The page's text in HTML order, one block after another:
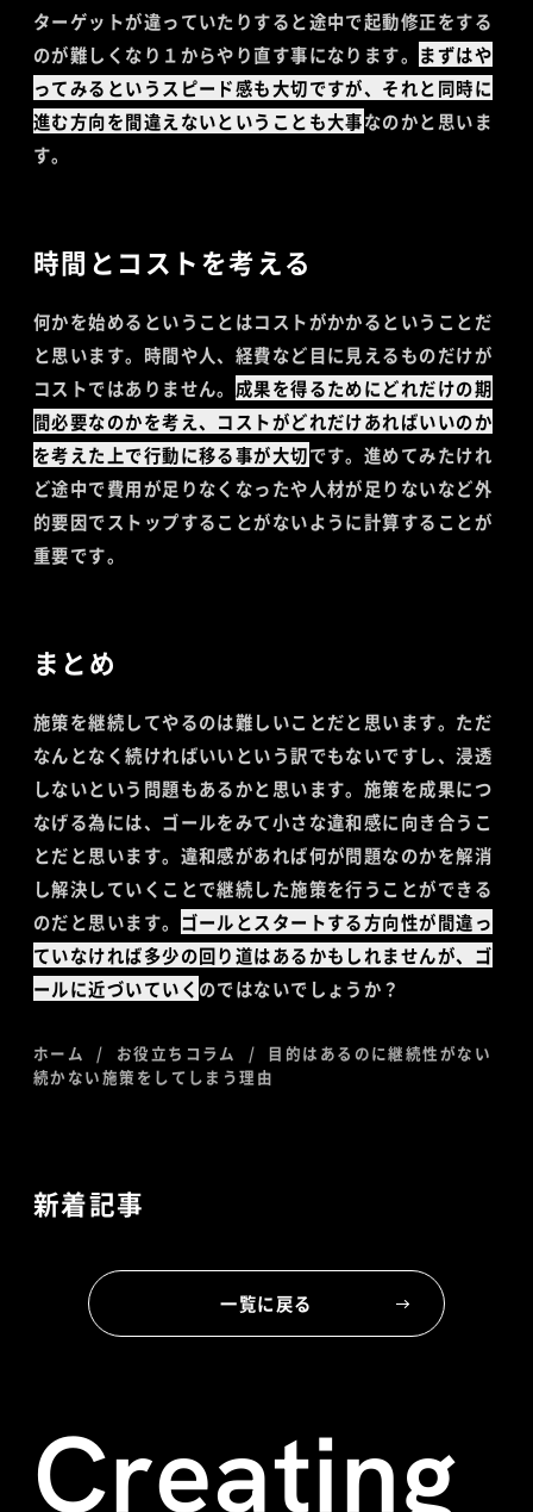
ターゲットが違っていたりすると途中で起動修正をする
のが難しくなり１からやり直す事になります。 まずはや
ってみるというスピード感も大切ですが、それと同時に
進む方向を間違えないということも大事なのかと思いま
す。
時間とコストを考える
何かを始めるということはコストがかかるということだ
と思います。時間や人、経費など目に見えるものだけが
コストではありません。 成果を得るためにどれだけの期
間必要なのかを考え、コストがどれだけあればいいのか
を考えた上で行動に移る事が大切です。進めてみたけれ
ど途中で費用が足りなくなったや人材が足りないなど外
的要因でストップすることがないように計算することが
重要です。
まとめ
施策を継続してやるのは難しいことだと思います。ただ
なんとなく続ければいいという訳でもないですし、浸透
しないという問題もあるかと思います。施策を成果につ
なげる為には、ゴールをみて小さな違和感に向き合うこ
とだと思います。違和感があれば何が問題なのかを解消
し解決していくことで継続した施策を行うことができる
のだと思います。 ゴールとスタートする方向性が間違っ
ていなければ多少の回り道はあるかもしれませんが、ゴ
ールに近づいていく のではないでしょうか？
ホーム お役立ちコラム
目的はあるのに継続性がない
続かない施策をしてしまう理由
新着記事
一覧に戻る
Creating